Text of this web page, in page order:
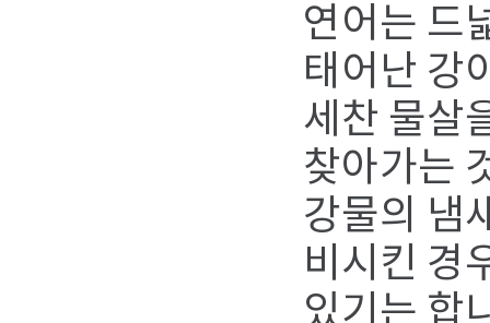
연어는 드
태어난 강
세찬 물살
찾아가는
강물의 냄
비시킨 경
있기는 합